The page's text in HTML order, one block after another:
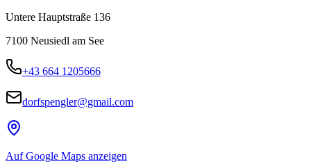
Untere Hauptstraße 136
7100 Neusiedl am See
+43 664 1205666
dorfspengler@gmail.com
Auf Google Maps anzeigen